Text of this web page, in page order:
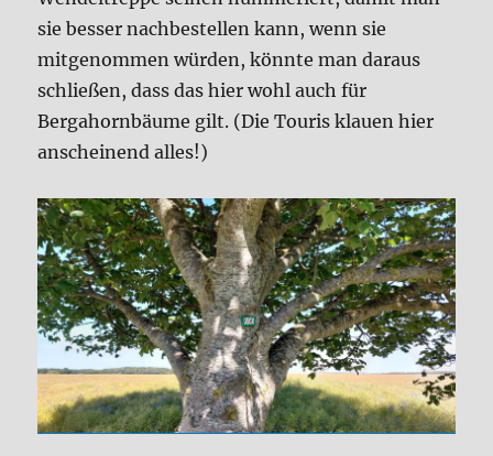
sie besser nachbestellen kann, wenn sie
mitgenommen würden, könnte man daraus
schließen, dass das hier wohl auch für
Bergahornbäume gilt. (Die Touris klauen hier
anscheinend alles!)